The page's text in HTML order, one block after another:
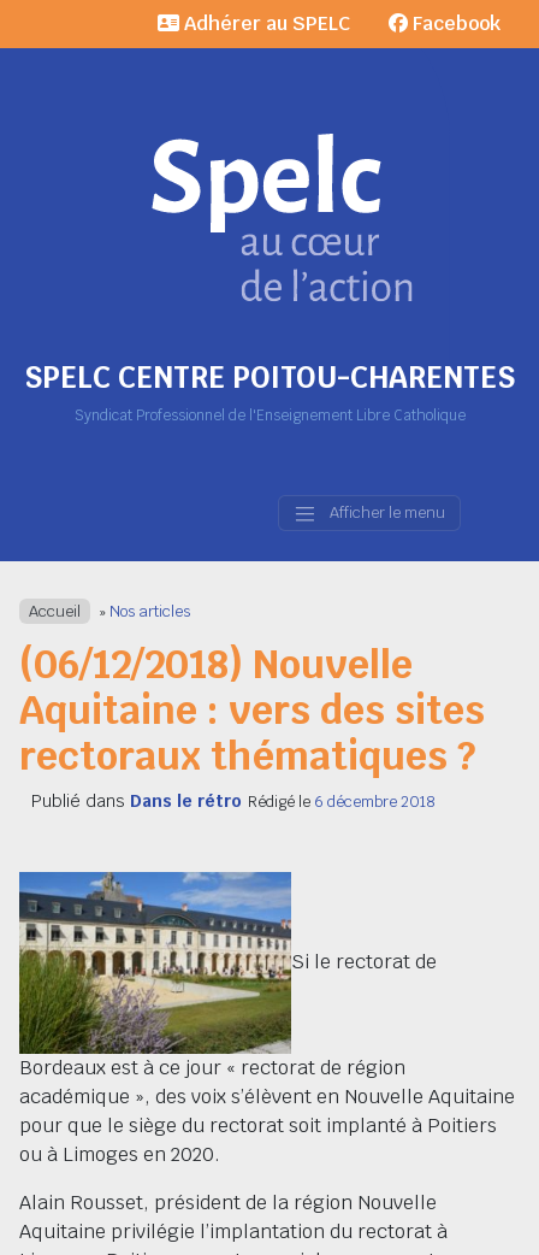
SPELC CENTRE POITOU-CHARENTES
Syndicat Professionnel de l'Enseignement Libre Catholique
Adhérer au SPELC Facebook
Afficher le menu
Accueil » Nos articles
(06/12/2018) Nouvelle
Aquitaine : vers des sites
rectoraux thématiques ?
Publié dans Dans le rétro Rédigé le 6 décembre 2018
Si le rectorat de
Bordeaux est à ce jour « rectorat de région
académique », des voix s’élèvent en Nouvelle Aquitaine
pour que le siège du rectorat soit implanté à Poitiers
ou à Limoges en 2020.
Alain Rousset, président de la région Nouvelle
Aquitaine privilégie l’implantation du rectorat à